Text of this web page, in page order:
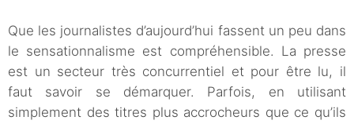
Que les journalistes d’aujourd’hui fassent un peu dans
le sensationnalisme est compréhensible. La presse
est un secteur très concurrentiel et pour être lu, il
faut savoir se démarquer. Parfois, en utilisant
simplement des titres plus accrocheurs que ce qu’ils